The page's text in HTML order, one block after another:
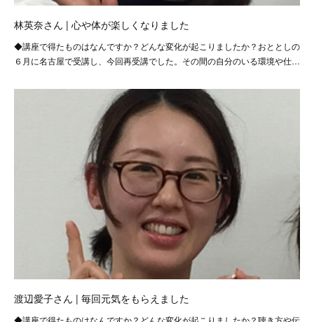
林英奈さん | 心や体が楽しくなりました
◆講座で得たものはなんですか？どんな変化が起こりましたか？おととしの
６月に名古屋で受講し、今回再受講でした。その間の自分のいる環境や仕…
渡辺愛子さん | 毎回元気をもらえました